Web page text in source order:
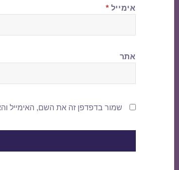
אימייל *
אתר
שמור בדפדפן זה את השם, האימייל